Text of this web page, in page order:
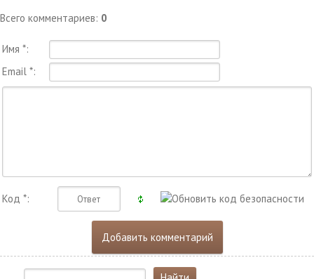
Всего комментариев: 0
Имя *:
Email *:
Код *: